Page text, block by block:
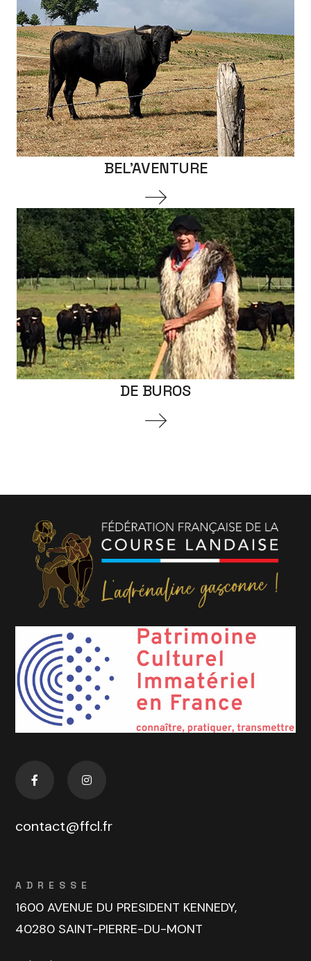
BEL'AVENTURE
DE BUROS
contact@ffcl.fr
ADRESSE
1600 AVENUE DU PRESIDENT KENNEDY,
40280 SAINT-PIERRE-DU-MONT